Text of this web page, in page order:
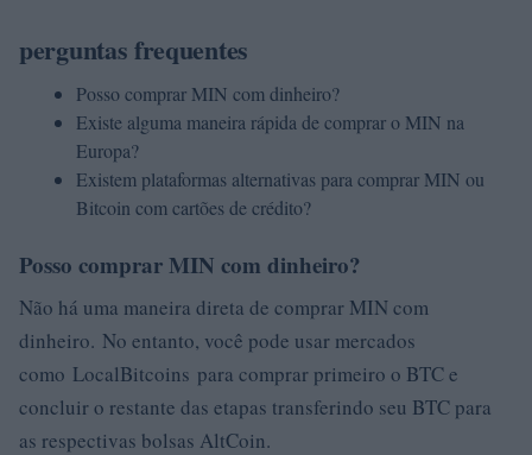
perguntas frequentes
Posso comprar MIN com dinheiro?
Existe alguma maneira rápida de comprar o MIN na
Europa?
Existem plataformas alternativas para comprar MIN ou
Bitcoin com cartões de crédito?
Posso comprar MIN com dinheiro?
Não há uma maneira direta de comprar MIN com
dinheiro. No entanto, você pode usar mercados
como LocalBitcoins para comprar primeiro o BTC e
concluir o restante das etapas transferindo seu BTC para
as respectivas bolsas AltCoin.